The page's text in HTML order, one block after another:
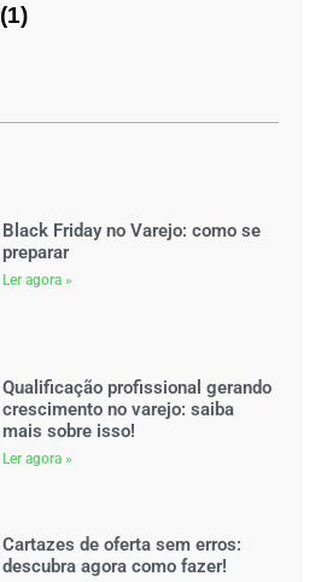
(1)
Black Friday no Varejo: como se
preparar
Ler agora »
Qualificação profissional gerando
crescimento no varejo: saiba
mais sobre isso!
Ler agora »
Cartazes de oferta sem erros:
descubra agora como fazer!